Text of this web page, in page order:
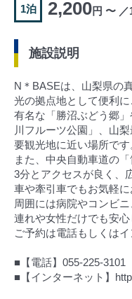
1泊 2,200円 〜 ／
施設説明
N＊BASEは、山梨県の
光の拠点地として便利
有名な「勝沼ぶどう郷
川フルーツ公園」、山
要観光地に近い場所です
また、中央自動車道の
3分とアクセスが良く、
車や牽引車でもお気軽に
周囲には病院やコンビ
連れや女性だけでも安心
ご予約は電話もしくは
■【電話】055-225-3101
■【インターネット】